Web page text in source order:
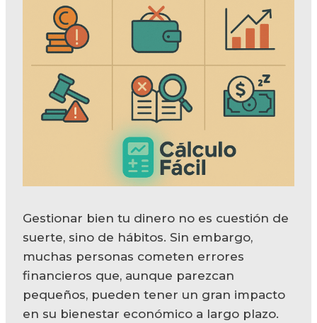
Gestionar bien tu dinero no es cuestión de
suerte, sino de hábitos. Sin embargo,
muchas personas cometen errores
financieros que, aunque parezcan
pequeños, pueden tener un gran impacto
en su bienestar económico a largo plazo.